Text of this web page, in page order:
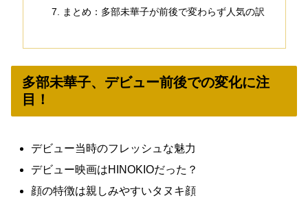
まとめ：多部未華子が前後で変わらず人気の訳
多部未華子、デビュー前後での変化に注
目！
デビュー当時のフレッシュな魅力
デビュー映画はHINOKIOだった？
顔の特徴は親しみやすいタヌキ顔